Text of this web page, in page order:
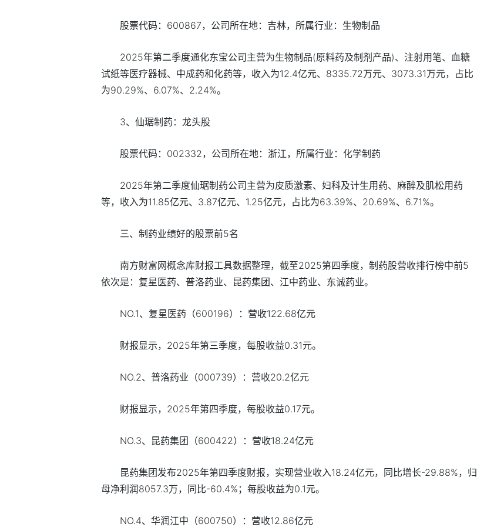
股票代码：600867，公司所在地：吉林，所属行业：生物制品
2025年第二季度通化东宝公司主营为生物制品(原料药及制剂产品)、注射用笔、血糖
试纸等医疗器械、中成药和化药等，收入为12.4亿元、8335.72万元、3073.31万元，占比
为90.29%、6.07%、2.24%。
3、仙琚制药：龙头股
股票代码：002332，公司所在地：浙江，所属行业：化学制药
2025年第二季度仙琚制药公司主营为皮质激素、妇科及计生用药、麻醉及肌松用药
等，收入为11.85亿元、3.87亿元、1.25亿元，占比为63.39%、20.69%、6.71%。
三、制药业绩好的股票前5名
南方财富网概念库财报工具数据整理，截至2025第四季度，制药股营收排行榜中前5
依次是：复星医药、普洛药业、昆药集团、江中药业、东诚药业。
NO.1、复星医药（600196）：营收122.68亿元
财报显示，2025年第三季度，每股收益0.31元。
NO.2、普洛药业（000739）：营收20.2亿元
财报显示，2025年第四季度，每股收益0.17元。
NO.3、昆药集团（600422）：营收18.24亿元
昆药集团发布2025年第四季度财报，实现营业收入18.24亿元，同比增长-29.88%，归
母净利润8057.3万，同比-60.4%；每股收益为0.1元。
NO.4、华润江中（600750）：营收12.86亿元